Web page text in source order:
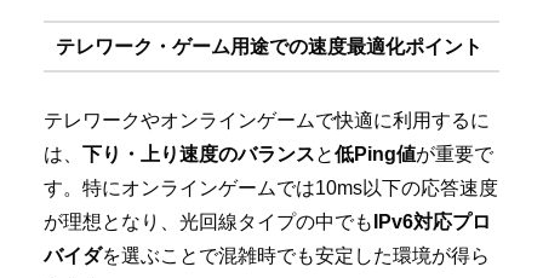
テレワーク・ゲーム用途での速度最適化ポイント
テレワークやオンラインゲームで快適に利用するに
は、 下り・上り速度のバランスと低Ping値が重要で
す。特にオンラインゲームでは10ms以下の応答速度
が理想となり、光回線タイプの中でも IPv6対応プロ
バイダを選ぶことで混雑時でも安定した環境が得ら